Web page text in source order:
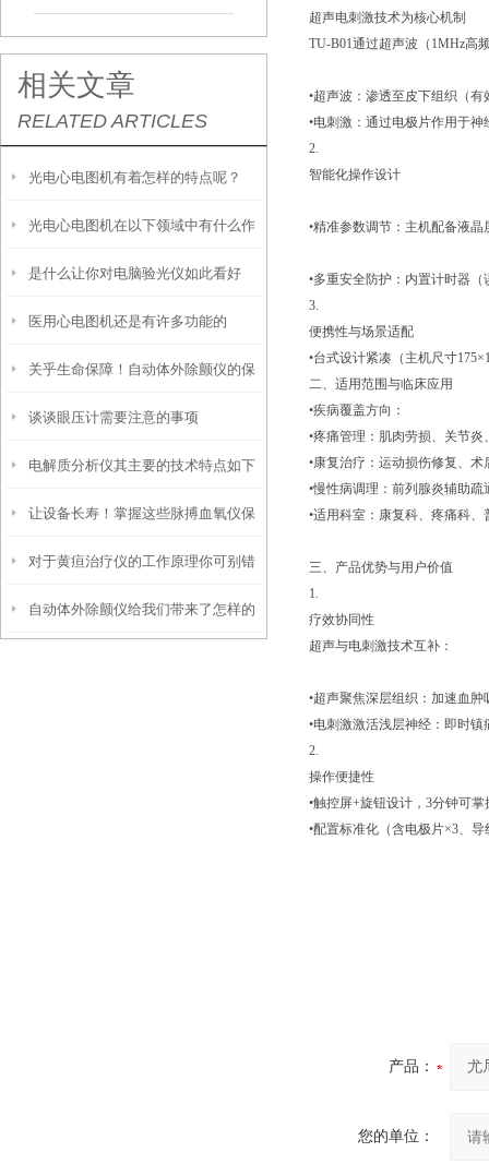
相关文章
RELATED ARTICLES
光电心电图机有着怎样的特点呢？
光电心电图机在以下领域中有什么作
用？
是什么让你对电脑验光仪如此看好
呢？
医用心电图机还是有许多功能的
关乎生命保障！自动体外除颤仪的保
养秘诀，现在知道还不晚
谈谈眼压计需要注意的事项
电解质分析仪其主要的技术特点如下
让设备长寿！掌握这些脉搏血氧仪保
养技巧
对于黄疸治疗仪的工作原理你可别错
过了！
自动体外除颤仪给我们带来了怎样的
超声电刺激技术为核心机制
TU-B01通过超声波（1MHz高
•超声波：渗透至皮下组织（
•电刺激：通过电极片作用于
2.
智能化操作设计
•精准参数调节：主机配备液
•多重安全防护：内置计时器
3.
便携性与场景适配
•台式设计紧凑（主机尺寸
二、适用范围与临床应用
•疾病覆盖方向：
•疼痛管理：肌肉劳损、关节
•康复治疗：运动损伤修复、
•慢性病调理：前列腺炎辅助
•适用科室：康复科、疼痛科
三、产品优势与用户价值
1.
疗效协同性
超声与电刺激技术互补：
•超声聚焦深层组织：加速血
•电刺激激活浅层神经：即时镇
2.
操作便捷性
•触控屏+旋钮设计，3分钟可
•配置标准化（含电极片×3、
产品：
您的单位：